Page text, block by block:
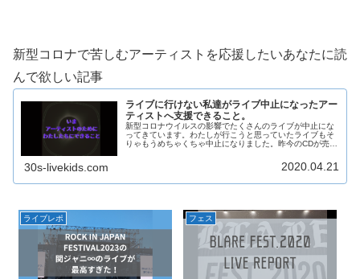
新型コロナで苦しむアーティストを応援したいあなたに読
んで欲しい記事
ライブに行けない私達がライブ中止になったアー
ティストへ支援できること。
新型コロナウイルスの影響でたくさんのライブが中止にな
ってきています。わたしが行こうと思っていたライブもそ
りゃもうめちゃくちゃ中止になりました。昨今のCDが売れ
30s-livekids.com 2020.04.21
ライブレポ フェス